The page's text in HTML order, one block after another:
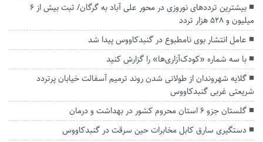
بیشترین ترددهای نوروزی در محور علی آباد به گرگان/ ثبت بیش از ۶
میلیون و ۵۲۸ هزار تردد
عامل انتشار بوی نامطبوع در گنبدکاووس پیدا شد
با سه شماره «کودک‌آزاری‌ها» را گزارش کنید
گلایه شهروندان از طولانی شدن روند ترمیم آسفالت خیابان پرتردد
شریعتی غربی گنبدکاووس
گلستان جزو ۶ استان محروم کشور در بهداشت و درمان
دستگیری سارق کابل مخابرات حین سرقت در گنبدکاووس